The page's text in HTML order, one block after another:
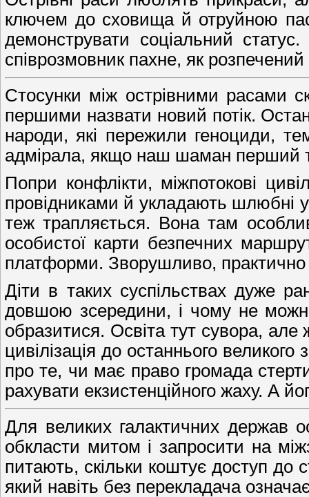
ключем до сховища й отруйною
демонструвати соціальний
співрозмовник пахне, як
Стосунки між острівними расами
першими назвати новий потік.
народи, які пережили геноциди,
адмірала, якщо наш шаман перший
Попри конфлікти, міжпотокові
провідниками й укладають шлюбні
теж трапляється. Вона там
особистої карти безпечних
платформи. Зворушливо, практично
Діти в таких суспільствах дуже
довшою зсередини, і чому не
образитися. Освіта тут сувора, але
цивілізація до останнього
про те, чи має право громада
рахувати екзистенційного жаху. А
Для великих галактичних держав
обкласти митом і запросити на
питають, скільки коштує доступ до
який навіть без перекладача